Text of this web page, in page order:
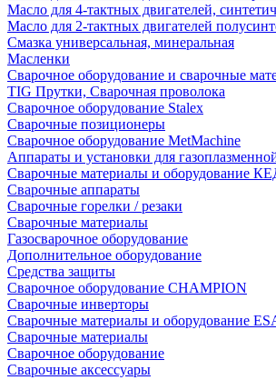
Масло для 4-тактных двигателей,
Масло для 2-тактных двигателей
Смазка универсальная, минеральная
Масленки
Сварочное оборудование и сварочные
TIG Прутки, Сварочная проволока
Сварочное оборудование Stalex
Сварочные позиционеры
Сварочное оборудование MetMachine
Аппараты и установки для
Сварочные материалы и оборудование
Сварочные аппараты
Сварочные горелки / резаки
Сварочные материалы
Газосварочное оборудование
Дополнительное оборудование
Средства защиты
Сварочное оборудование CHAMPION
Сварочные инверторы
Сварочные материалы и оборудование
Сварочные материалы
Сварочное оборудование
Сварочные аксессуары